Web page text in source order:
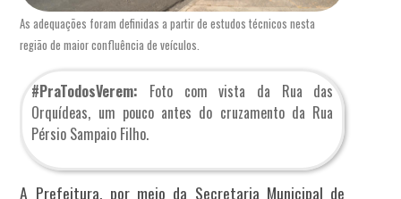
As adequações foram definidas a partir de estudos técnicos nesta
região de maior confluência de veículos.
#PraTodosVerem: Foto com vista da Rua das
Orquídeas, um pouco antes do cruzamento da Rua
Pérsio Sampaio Filho.
A Prefeitura, por meio da Secretaria Municipal de